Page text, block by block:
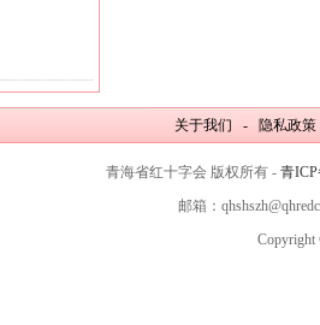
关于我们 - 隐私政
青海省红十字会 版权所有 - 青ICP
邮箱：
Copyright